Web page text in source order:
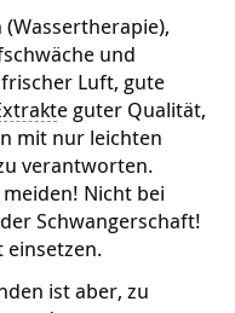
(Wassertherapie),
und
Luft, gute
e guter Qualität,
mit nur leichten
verantworten.
Nicht bei
Schwangerschaft!
einsetzen.
ist aber, zu